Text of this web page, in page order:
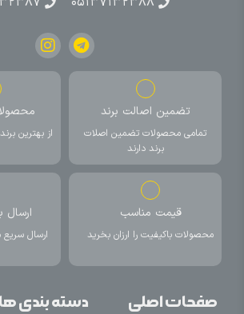
تضمین اصالت برند
تمامی محصولات تضمین اصلات
برند دارند
از بهترین
قیمت مناسب
محصولات باکیفیت را ارزان بخرید
ارسال
صفحات اصلی دسته بندی